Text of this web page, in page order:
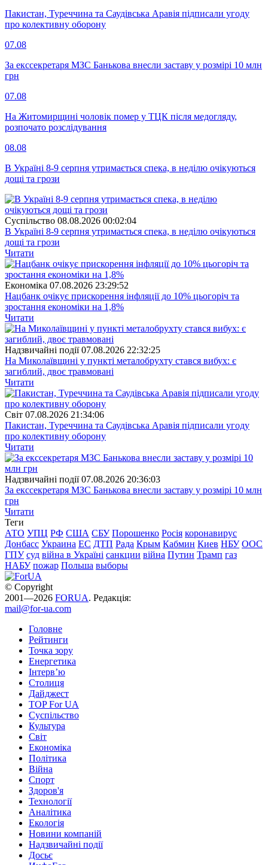
Пакистан, Туреччина та Саудівська Аравія підписали угоду
про колективну оборону
07.08
За екссекретаря МЗС Банькова внесли заставу у розмірі 10 млн
грн
07.08
На Житомирщині чоловік помер у ТЦК після медогляду,
розпочато розслідування
08.08
В Україні 8-9 серпня утримається спека, в неділю очікуються
дощі та грози
Суспiльство 08.08.2026 00:02:04
В Україні 8-9 серпня утримається спека, в неділю очікуються
дощі та грози
Читати
Економіка 07.08.2026 23:29:52
Нацбанк очікує прискорення інфляції до 10% цьогоріч та
зростання економіки на 1,8%
Читати
Надзвичайні події 07.08.2026 22:32:25
На Миколаївщині у пункті металобрухту стався вибух: є
загиблий, двоє травмовані
Читати
Свiт 07.08.2026 21:34:06
Пакистан, Туреччина та Саудівська Аравія підписали угоду
про колективну оборону
Читати
Надзвичайні події 07.08.2026 20:36:03
За екссекретаря МЗС Банькова внесли заставу у розмірі 10 млн
грн
Читати
Теги
АТО УПЦ РФ США СБУ Порошенко Росія коронавирус
Донбасс Украина ЕС ДТП Рада Крым Кабмин Киев НБУ ООС
ГПУ суд війна в Україні санкции війна Путин Трамп газ
НАБУ пожар Польша выборы
© Copyright
2001—2026 FORUA. Редакція:
mail@for-ua.com
Головне
Рейтинги
Точка зору
Енергетика
Інтерв’ю
Столиця
Дайджест
TOP For UA
Суспiльство
Культура
Світ
Економіка
Політика
Війна
Спорт
Здоров'я
Технології
Аналітика
Екологія
Новини компаній
Надзвичайні події
Досьє